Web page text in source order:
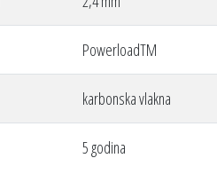
PowerloadTM
karbonska vlakna
5 godina